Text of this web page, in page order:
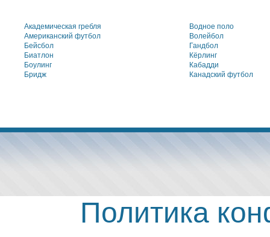
Академическая гребля
Американский футбол
Бейсбол
Биатлон
Боулинг
Бридж
Водное поло
Волейбол
Гандбол
Кёрлинг
Кабадди
Канадский футбол
Политика